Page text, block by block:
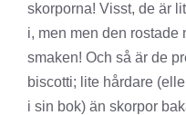
skorporna! Visst, de är
i, men men den rostade
smaken! Och så är de
biscotti; lite hårdare
i sin bok) än skorpor